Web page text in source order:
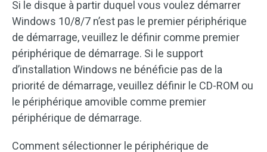
Si le disque à partir duquel vous voulez démarrer
Windows 10/8/7 n’est pas le premier périphérique
de démarrage, veuillez le définir comme premier
périphérique de démarrage. Si le support
d’installation Windows ne bénéficie pas de la
priorité de démarrage, veuillez définir le CD-ROM ou
le périphérique amovible comme premier
périphérique de démarrage.
Comment sélectionner le périphérique de